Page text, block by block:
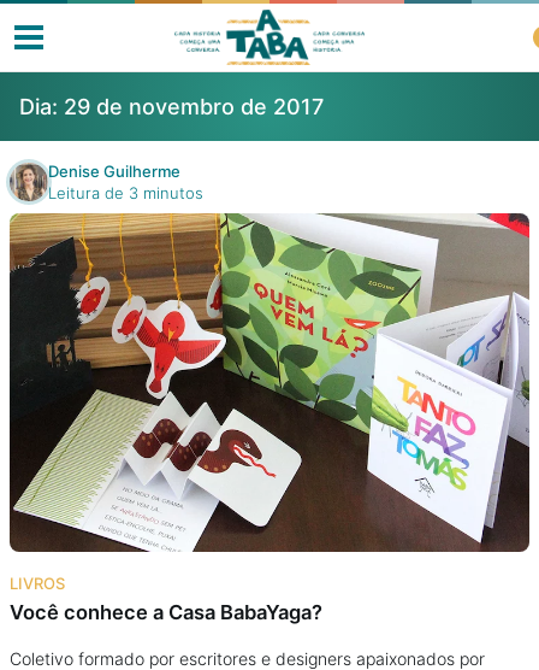
Livros
Resenhas
Clube de Leitores
Listas
Como ler?
Na escola
Na família
Dia: 29 de novembro de 2017
Denise Guilherme
Leitura de 3 minutos
LIVROS
Você conhece a Casa BabaYaga?
Coletivo formado por escritores e designers apaixonados por